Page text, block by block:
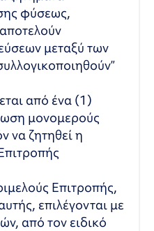
φύσεως,
μεταξύ των
από ένα (1)
μονομερούς
να ζητηθεί η
Επιτροπής,
επιλέγονται με
από τον ειδικό